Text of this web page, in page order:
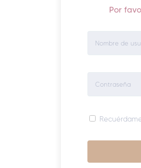
Por